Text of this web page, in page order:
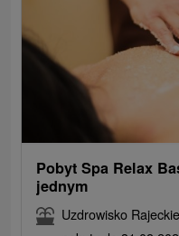
Pobyt Spa Relax
jednym
Uzdrowisko